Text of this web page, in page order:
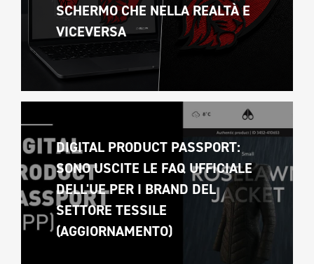
SCHERMO CHE NELLA REALTÀ E
VICEVERSA
DIGITAL PRODUCT PASSPORT:
SONO USCITE LE FAQ UFFICIALE
DELL'UE PER I BRAND DEL
SETTORE TESSILE
(AGGIORNAMENTO)